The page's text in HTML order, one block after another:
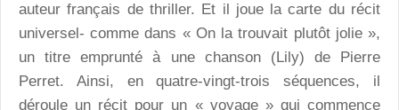
auteur français de thriller. Et il joue la carte du récit
universel- comme dans « On la trouvait plutôt jolie »,
un titre emprunté à une chanson (Lily) de Pierre
Perret. Ainsi, en quatre-vingt-trois séquences, il
déroule un récit pour un « voyage » qui commence